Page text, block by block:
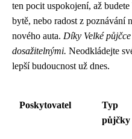
ten pocit uspokojení, až
bytě, nebo radost z poznávání
nového auta. Díky Velké
dosažitelnými. Neodkládejte
lepší budoucnost už dnes.
Poskytovatel
Typ
půjčky